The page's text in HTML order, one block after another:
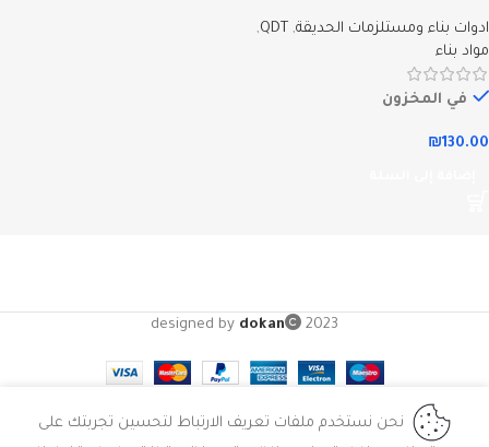
ادوات بناء ومستلزمات الحديقة,
QDT
,
مواد بناء
في المخزون
₪130.00
designed by dokan 2023
نحن نستخدم ملفات تعريف الارتباط لتحسين تجربتك على